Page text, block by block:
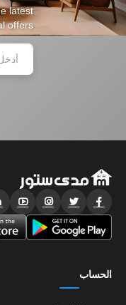
latest
offers
الحساب